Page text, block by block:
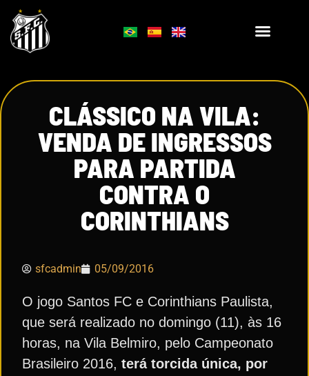
CLÁSSICO NA VILA:
VENDA DE INGRESSOS
PARA PARTIDA
CONTRA O
CORINTHIANS
sfcadmin 05/09/2016
O jogo Santos FC e Corinthians Paulista,
que será realizado no domingo (11), às 16
horas, na Vila Belmiro, pelo Campeonato
Brasileiro 2016, terá torcida única, por